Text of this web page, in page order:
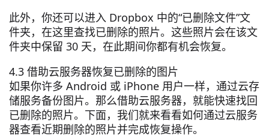
此外，你还可以进入 Dropbox 中的“已删除文件”文
件夹，在这里查找已删除的照片。这些照片会在该文
件夹中保留 30 天，在此期间你都有机会恢复。
4.3 借助云服务器恢复已删除的图片
如果你许多 Android 或 iPhone 用户一样，通过云存
储服务备份图片。那么借助云服务器，就能快速找回
已删除的照片。下面，我们就来看看如何通过云服务
器查看近期删除的照片并完成恢复操作。